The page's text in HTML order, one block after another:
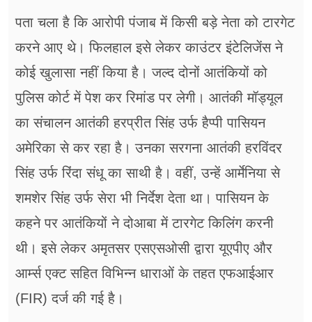
पता चला है कि आरोपी पंजाब में किसी बड़े नेता को टारगेट
करने आए थे। फिलहाल इसे लेकर काउंटर इंटेलिजेंस ने
कोई खुलासा नहीं किया है। जल्द दोनों आतंकियों को
पुलिस कोर्ट में पेश कर रिमांड पर लेगी। आतंकी मॉड्यूल
का संचालन आतंकी हरप्रीत सिंह उर्फ हैप्पी पासियन
अमेरिका से कर रहा है। उनका सरगना आतंकी हरविंदर
सिंह उर्फ रिंदा संधू का साथी है। वहीं, उन्हें आर्मेनिया से
शमशेर सिंह उर्फ सेरा भी निर्देश देता था। पासियन के
कहने पर आतंकियों ने दोआबा में टारगेट किलिंग करनी
थी। इसे लेकर अमृतसर एसएसओसी द्वारा यूएपीए और
आर्म्स एक्ट सहित विभिन्न धाराओं के तहत एफआईआर
(FIR) दर्ज की गई है।